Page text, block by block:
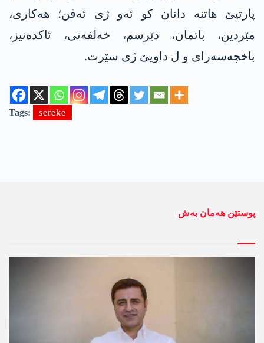
پارتیێ ھاتنە دانان کو ئەو ژی ئەڤن؛ ھەکاری،
مێردین، باتمان، دێرسم، خەلفەتی، ئاکدەنیز،
باخچەسەرای و ل داویێ ژی سێرت.
Tags: sereke
پوستێن ھەمان بەش